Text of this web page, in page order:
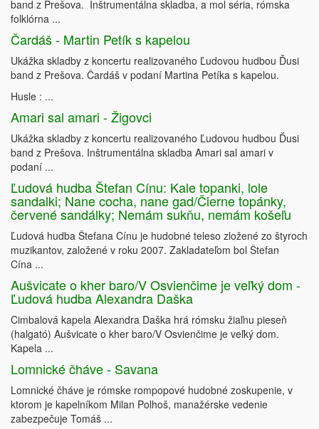
band z Prešova. Inštrumentálna skladba, a mol séria, rómska
folklórna ...
Čardáš - Martin Petík s kapelou
Ukážka skladby z koncertu realizovaného Ľudovou hudbou Ďusi
band z Prešova. Čardáš v podaní Martina Petíka s kapelou.
Husle : ...
Amari sal amari - Žigovci
Ukážka skladby z koncertu realizovaného Ľudovou hudbou Ďusi
band z Prešova. Inštrumentálna skladba Amari sal amari v
podaní ...
Ľudová hudba Štefan Cínu: Kale topanki, lole
sandalki; Nane cocha, nane gad/Čierne topánky,
červené sandálky; Nemám sukňu, nemám košeľu
Ľudová hudba Štefana Cínu je hudobné teleso zložené zo štyroch
muzikantov, založené v roku 2007. Zakladateľom bol Štefan
Cína ...
Aušvicate o kher baro/V Osvienčime je veľký dom -
Ľudová hudba Alexandra Daška
Cimbalová kapela Alexandra Daška hrá rómsku žiaľnu pieseň
(halgató) Aušvicate o kher baro/V Osvienčime je veľký dom.
Kapela ...
Lomnické čháve - Savana
Lomnické čháve je rómske rompopové hudobné zoskupenie, v
ktorom je kapelníkom Milan Polhoš, manažérske vedenie
zabezpečuje Tomáš ...